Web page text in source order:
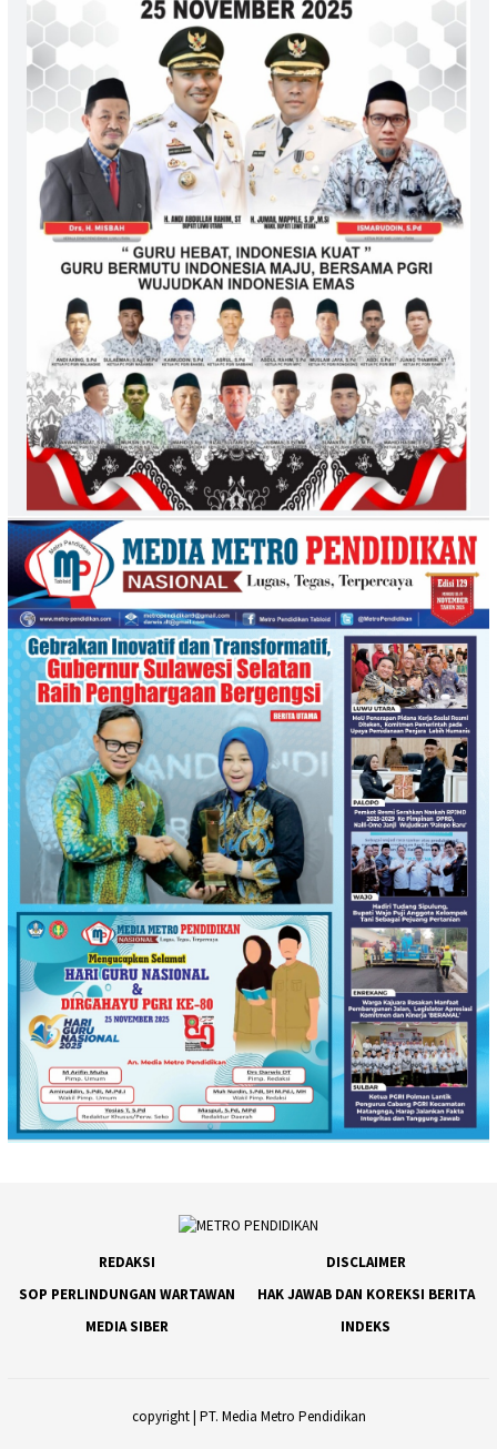
REDAKSI
DISCLAIMER
SOP PERLINDUNGAN WARTAWAN
HAK JAWAB DAN KOREKSI BERITA
MEDIA SIBER
INDEKS
copyright | PT. Media Metro Pendidikan